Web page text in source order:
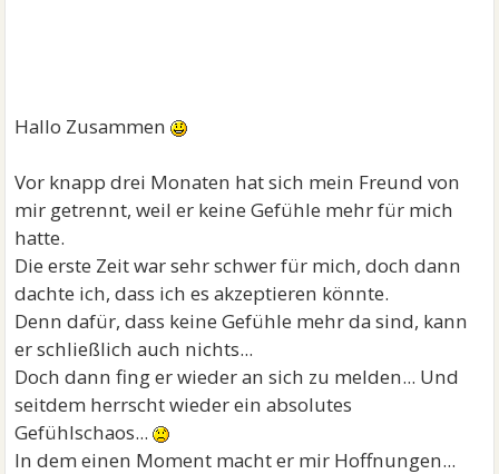
Hallo Zusammen
Vor knapp drei Monaten hat sich mein Freund von
mir getrennt, weil er keine Gefühle mehr für mich
hatte.
Die erste Zeit war sehr schwer für mich, doch dann
dachte ich, dass ich es akzeptieren könnte.
Denn dafür, dass keine Gefühle mehr da sind, kann
er schließlich auch nichts...
Doch dann fing er wieder an sich zu melden... Und
seitdem herrscht wieder ein absolutes
Gefühlschaos...
In dem einen Moment macht er mir Hoffnungen...